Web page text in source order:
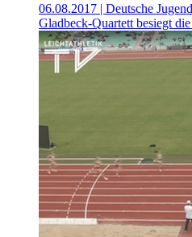
06.08.2017 | Deutsche
Gladbeck-Quartett besiegt